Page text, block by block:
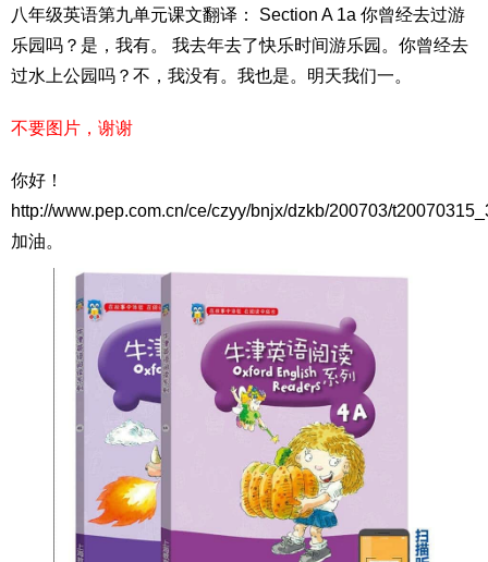
八年级英语第九单元课文翻译： Section A 1a 你曾经去过游
乐园吗？是，我有。 我去年去了快乐时间游乐园。你曾经去
过水上公园吗？不，我没有。我也是。明天我们一。
不要图片，谢谢
你好！
http://www.pep.com.cn/ce/czyy/bnjx/dzkb/200703/
加油。